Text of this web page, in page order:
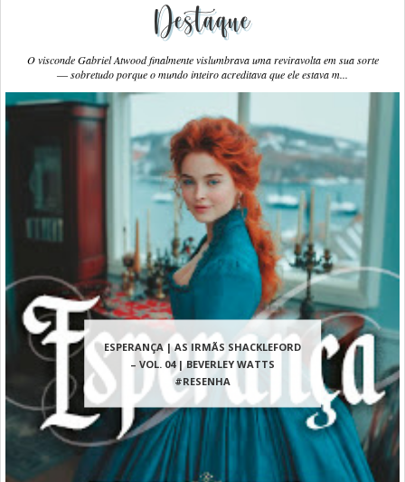
Destaque
ESPERANÇA | AS IRMÃS SHACKLEFORD
– VOL. 04 | BEVERLEY WATTS
#RESENHA
O visconde Gabriel Atwood finalmente vislumbrava uma reviravolta em sua sorte
― sobretudo porque o mundo inteiro acreditava que ele estava m...